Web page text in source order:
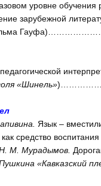
уровне
зарубежной
«Шинель»
Язык –
как средство
М. Мурадымов.
«Кавказский